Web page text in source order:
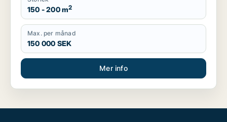
150 - 200 m2
Max. per månad
150 000 SEK
Mer info